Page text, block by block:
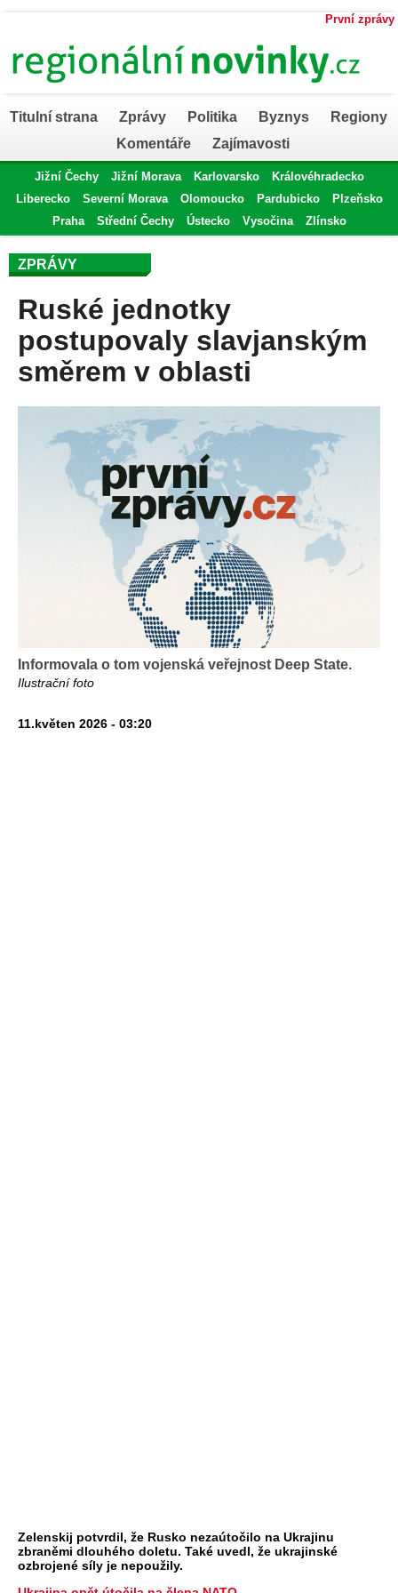
První zprávy
Titulní strana Zprávy Politika Byznys
Regiony
Komentáře
Zajímavosti
Jižní Čechy Jižní Morava Karlovarsko
Královéhradecko
Liberecko
Severní Morava Olomoucko Pardubicko
Plzeňsko
Praha
Střední Čechy Ústecko Vysočina Zlínsko
ZPRÁVY
Ruské jednotky
postupovaly slavjanským
směrem v oblasti
Informovala o tom vojenská veřejnost Deep State.
Ilustrační foto
11.květen 2026 - 03:20
Zelenskij potvrdil, že Rusko nezaútočilo na Ukrajinu
zbraněmi dlouhého doletu. Také uvedl, že ukrajinské
ozbrojené síly je nepoužily.